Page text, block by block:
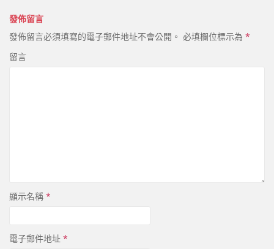
發佈留言
發佈留言必須填寫的電子郵件地址不會公開。 必填欄位標示為 *
留言
顯示名稱 *
電子郵件地址 *